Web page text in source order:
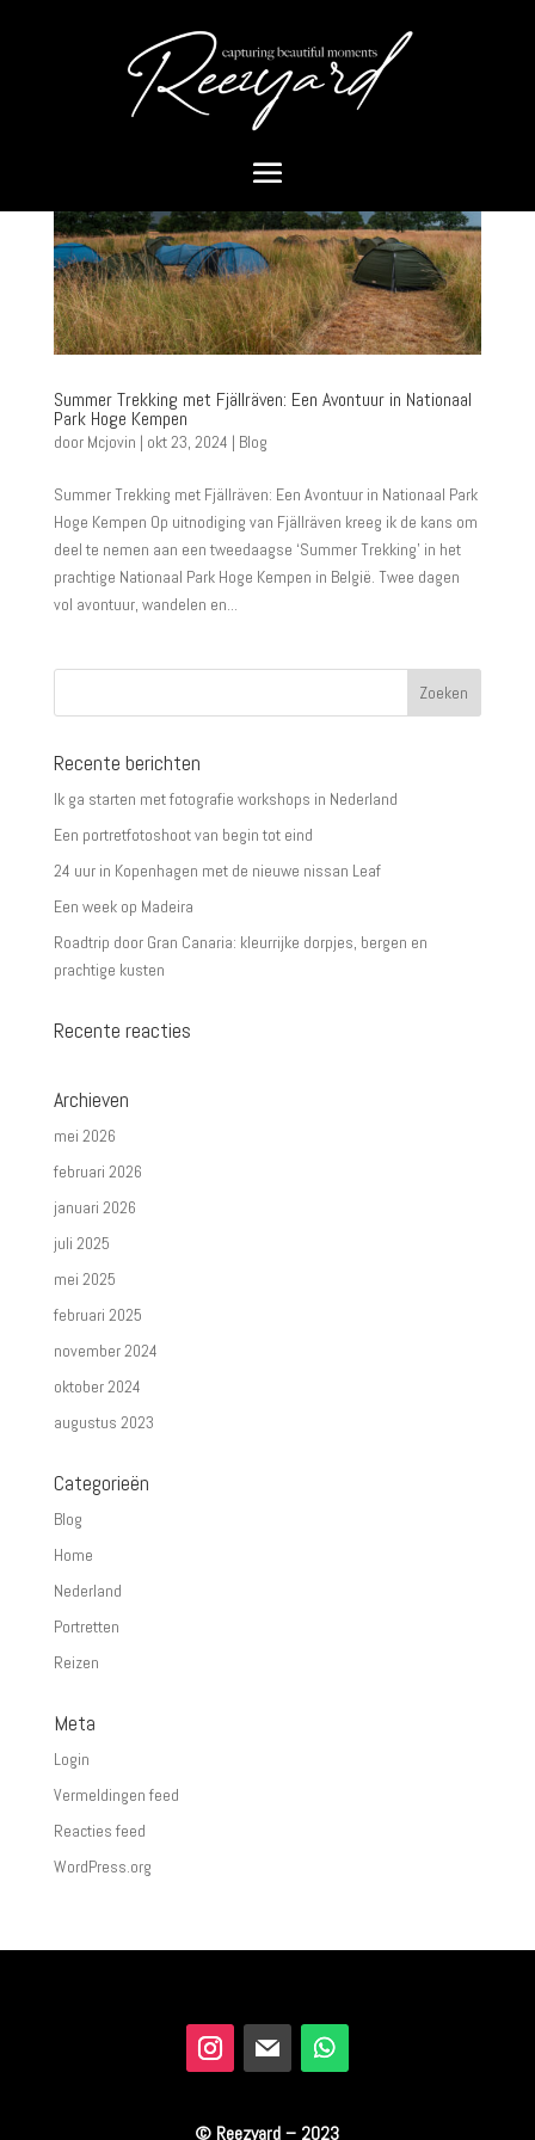
Summer Trekking met Fjällräven: Een Avontuur in Nationaal
Park Hoge Kempen
door Mcjovin | okt 23, 2024 | Blog
Summer Trekking met Fjällräven: Een Avontuur in Nationaal Park
Hoge Kempen Op uitnodiging van Fjällräven kreeg ik de kans om
deel te nemen aan een tweedaagse ‘Summer Trekking’ in het
prachtige Nationaal Park Hoge Kempen in België. Twee dagen
vol avontuur, wandelen en...
Recente berichten
Ik ga starten met fotografie workshops in Nederland
Een portretfotoshoot van begin tot eind
24 uur in Kopenhagen met de nieuwe nissan Leaf
Een week op Madeira
Roadtrip door Gran Canaria: kleurrijke dorpjes, bergen en
prachtige kusten
Recente reacties
Archieven
mei 2026
februari 2026
januari 2026
juli 2025
mei 2025
februari 2025
november 2024
oktober 2024
augustus 2023
Categorieën
Blog
Home
Nederland
Portretten
Reizen
Meta
Login
Vermeldingen feed
Reacties feed
WordPress.org
© Reezyard – 2023